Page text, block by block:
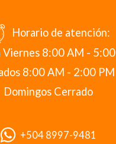
Horario de atención:
Viernes 8:00 AM -
8:00 AM - 2:00 PM
Domingos Cerrado
+504 8997-9481